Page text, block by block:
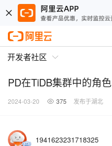
开发者社区
PD在TiDB集群中的角色
2024-03-20 375 发布于湖北
1941623231718325